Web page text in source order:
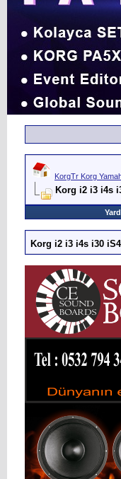
KorgTr Korg
Korg i2 i3 i4s
Korg i2 i3 i4s i30